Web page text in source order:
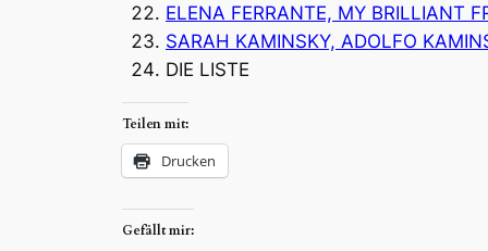
ELENA FERRANTE, MY BRILLIANT
SARAH KAMINSKY, ADOLFO
DIE LISTE
Teilen mit:
Drucken
Gefällt mir: